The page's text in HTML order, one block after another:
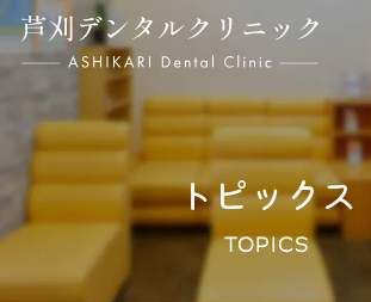
トピックス
TOPICS